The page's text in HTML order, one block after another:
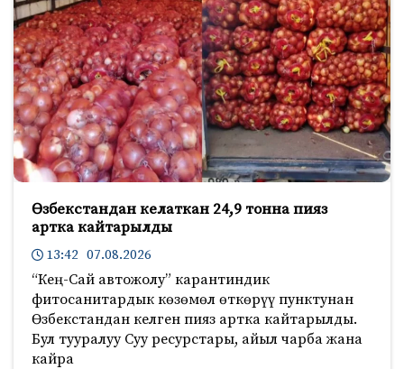
Өзбекстандан келаткан 24,9 тонна пияз
артка кайтарылды
13:42 07.08.2026
“Кең-Сай автожолу” карантиндик
фитосанитардык көзөмөл өткөрүү пунктунан
Өзбекстандан келген пияз артка кайтарылды.
Бул тууралуу Суу ресурстары, айыл чарба жана
кайра